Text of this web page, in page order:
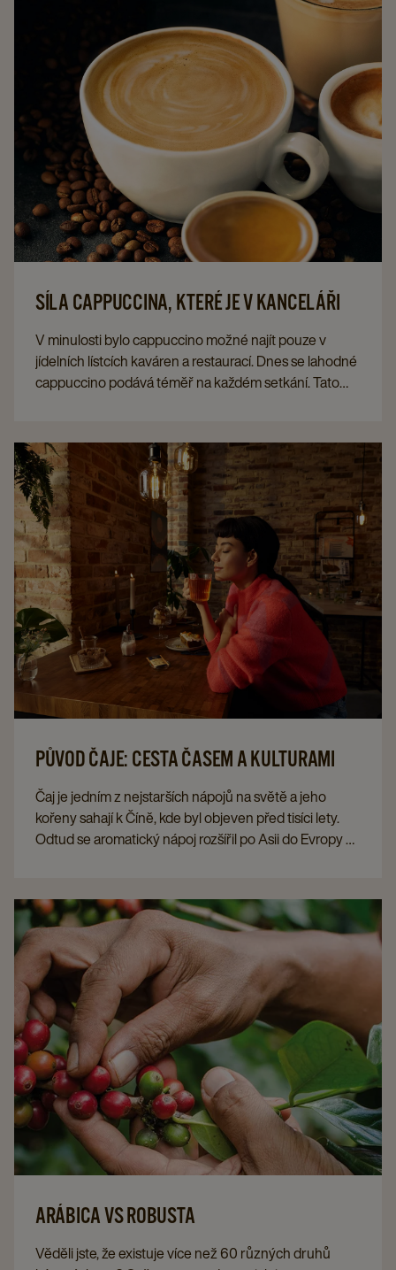
SÍLA CAPPUCCINA, KTERÉ JE V KANCELÁŘI
V minulosti bylo cappuccino možné najít pouze v
jídelních lístcích kaváren a restaurací. Dnes se lahodné
cappuccino podává téměř na každém setkání. Tato
kanceláři stejně samozřejmé?
PŮVOD ČAJE: CESTA ČASEM A KULTURAMI
Čaj je jedním z nejstarších nápojů na světě a jeho
kořeny sahají k Číně, kde byl objeven před tisíci lety.
Odtud se aromatický nápoj rozšířil po Asii do Evropy a
globální propojení.
ARÁBICA VS ROBUSTA
Věděli jste, že existuje více než 60 různých druhů